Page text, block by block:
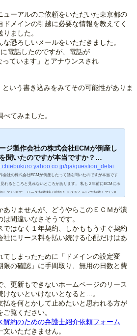
ューアルのご依頼をいただいた東京都の
メインの引越に必要な情報を教えてく
ました。
恐ろしいメールをいただきました。
電話したのですが、電話が
ています」とアナウンスされ
いう書き込みをみてその可能性がありま
てみました。
ジ製作会社の株式会社ECMが倒産し
聞いたのですが本当ですか？…
http://detail.chiebukuro.yahoo.co.jp/qa/question_detail/q1140800566
会社の株式会社ECMが倒産したって話を聞いたのですが本当です
れるところと見れないところがあります。 私も２年前にECMにホ
しています。リース契約料は総額１４０万くらいで契約していま
から「ECM倒産！このままだとあなたのホームページはなくな
がありこのこと…
ありませんが、どうやらこのＥＣＭが潰
間違いなさそうです。
ではなく１年契約、しかももうすぐ契約
社にリース料を払い続ける心配だけはあ
てしまったために「ドメインの設定変
限の確認」に手間取り、無用の日数と費
、更新もできないホームページのリース
ないといけないとなると…。
払を何とかして止めたいと思われる方が
覧ください。
解約のための弁護士紹介依頼フォーム
いただきません。